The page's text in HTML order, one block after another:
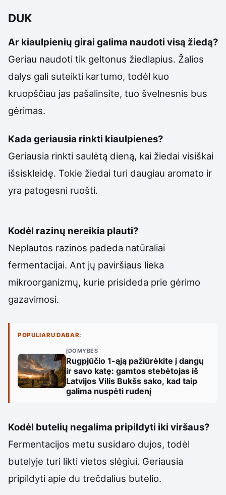
DUK
Ar kiaulpienių girai galima naudoti visą žiedą?
Geriau naudoti tik geltonus žiedlapius. Žalios
dalys gali suteikti kartumo, todėl kuo
kruopščiau jas pašalinsite, tuo švelnesnis bus
gėrimas.
Kada geriausia rinkti kiaulpienes?
Geriausia rinkti saulėtą dieną, kai žiedai visiškai
išsiskleidę. Tokie žiedai turi daugiau aromato ir
yra patogesni ruošti.
Kodėl razinų nereikia plauti?
Neplautos razinos padeda natūraliai
fermentacijai. Ant jų paviršiaus lieka
mikroorganizmų, kurie prisideda prie gėrimo
gazavimosi.
POPULIARU DABAR:
ĮDOMYBĖS
Rugpjūčio 1-ąją pažiūrėkite į dangų
ir savo katę: gamtos stebėtojas iš
Latvijos Vilis Bukšs sako, kad taip
galima nuspėti rudenį
Kodėl butelių negalima pripildyti iki viršaus?
Fermentacijos metu susidaro dujos, todėl
butelyje turi likti vietos slėgiui. Geriausia
pripildyti apie du trečdalius butelio.